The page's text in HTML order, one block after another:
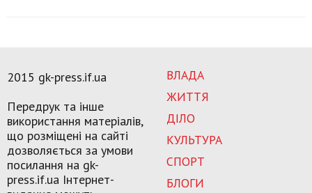
ВЛАДА
ЖИТТЯ
ДІЛО
КУЛЬТУРА
СПОРТ
БЛОГИ
2015 gk-press.if.ua
Передрук та інше
використання матеріалів,
що розміщені на сайті
дозволяється за умови
посилання на gk-
press.if.ua Інтернет-